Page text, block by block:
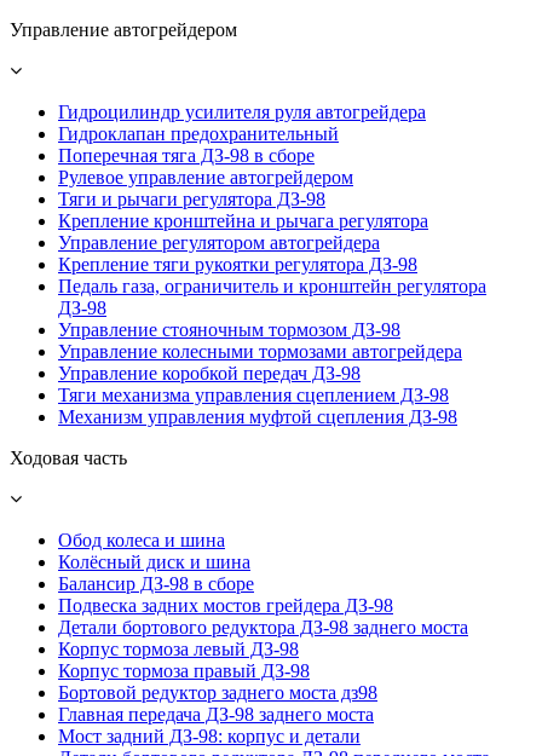
Управление автогрейдером
Гидроцилиндр усилителя руля автогрейдера
Гидроклапан предохранительный
Поперечная тяга ДЗ-98 в сборе
Рулевое управление автогрейдером
Тяги и рычаги регулятора ДЗ-98
Крепление кронштейна и рычага регулятора
Управление регулятором автогрейдера
Крепление тяги рукоятки регулятора ДЗ-98
Педаль газа, ограничитель и кронштейн регулятора
ДЗ-98
Управление стояночным тормозом ДЗ-98
Управление колесными тормозами автогрейдера
Управление коробкой передач ДЗ-98
Тяги механизма управления сцеплением ДЗ-98
Механизм управления муфтой сцепления ДЗ-98
Ходовая часть
Обод колеса и шина
Колёсный диск и шина
Балансир ДЗ-98 в сборе
Подвеска задних мостов грейдера ДЗ-98
Детали бортового редуктора ДЗ-98 заднего моста
Корпус тормоза левый ДЗ-98
Корпус тормоза правый ДЗ-98
Бортовой редуктор заднего моста дз98
Главная передача ДЗ-98 заднего моста
Мост задний ДЗ-98: корпус и детали